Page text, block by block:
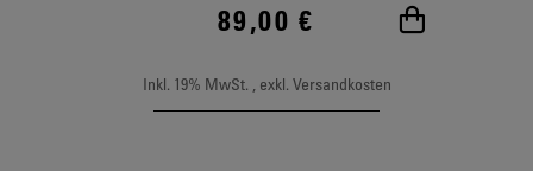
89,00 € In den
Inkl. 19% MwSt. exkl. Versandkosten